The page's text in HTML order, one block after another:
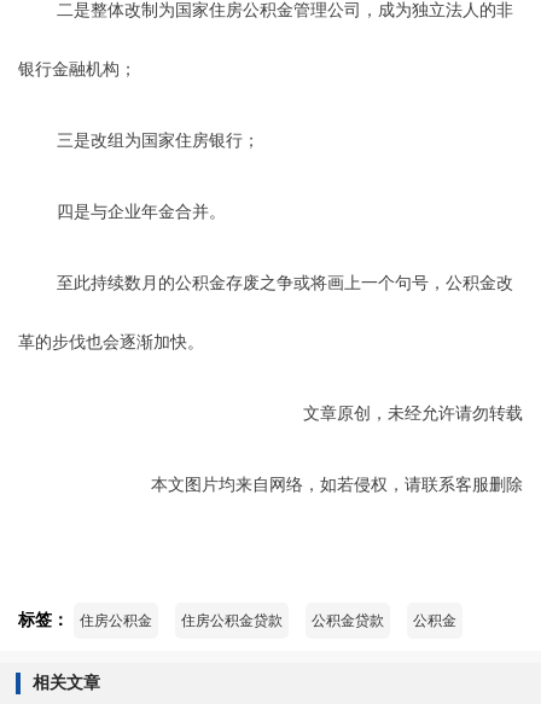
二是整体改制为国家住房公积金管理公司，成为独立法人的非
银行金融机构；
三是改组为国家住房银行；
四是与企业年金合并。
至此持续数月的公积金存废之争或将画上一个句号，公积金改
革的步伐也会逐渐加快。
文章原创，未经允许请勿转载
本文图片均来自网络，如若侵权，请联系客服删除
标签： 住房公积金 住房公积金贷款 公积金贷款 公积金
相关文章